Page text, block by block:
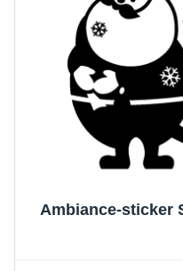
Ambiance-sticker